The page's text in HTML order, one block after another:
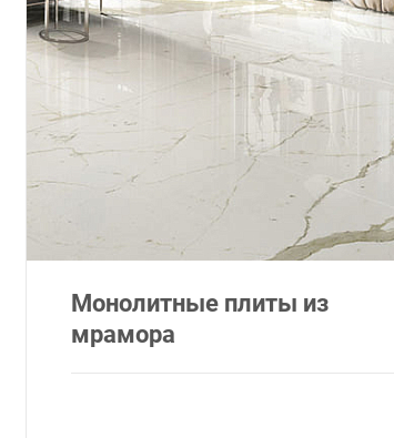
Монолитные плиты из
мрамора